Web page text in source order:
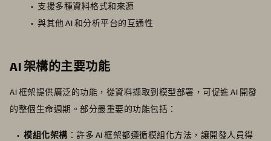
支援多種資料格式和來源
與其他 AI 和分析平台的互通性
AI 架構的主要功能
AI 框架提供廣泛的功能，從資料擷取到模型部署，可促進 AI 開發
的整個生命週期。部分最重要的功能包括：
模組化架構：許多 AI 框架都遵循模組化方法，讓開發人員得